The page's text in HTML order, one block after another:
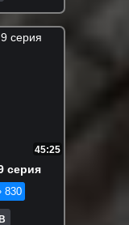
45:25
серия
830